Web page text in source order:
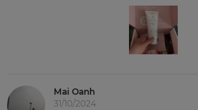
Mai Oanh
31/10/2024